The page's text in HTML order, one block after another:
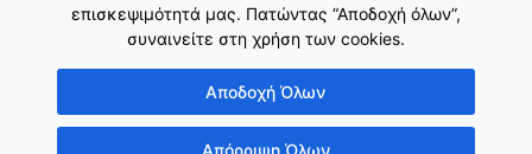
Εθνικό Δίκτυο ΚΑΠ
επισκεψιμότητά μας. Πατώντας “Αποδοχή όλων”,
συναινείτε στη χρήση των cookies.
Αποδοχή Όλων
Απόρριψη Όλων